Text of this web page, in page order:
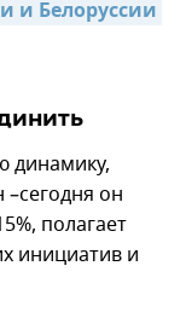
и Белоруссии
динамику,
он
полагает
инициатив и